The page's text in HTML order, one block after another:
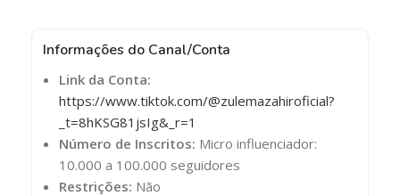
Informações do Canal/Conta
Link da Conta:
https://www.tiktok.com/@zulemazahiroficial?
_t=8hKSG81jsIg&_r=1
Número de Inscritos: Micro influenciador:
10.000 a 100.000 seguidores
Restrições: Não